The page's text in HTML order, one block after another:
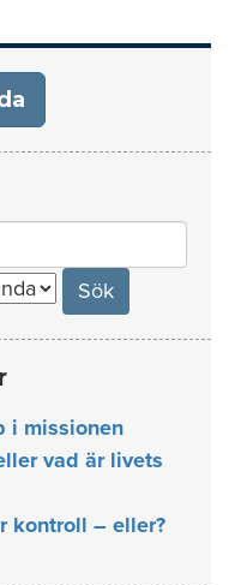
i missionen
vad är livets
kontroll – eller?